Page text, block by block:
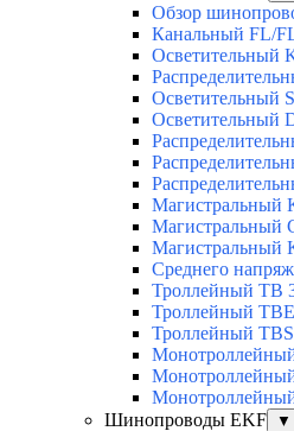
Обзор
Канальный FL/
Осветительный
Осветительный
Осветительный
Магистральный
Магистральный
Магистральный
Среднего
Троллейный TB
Троллейный
Троллейный
Шинопроводы EKF
▼